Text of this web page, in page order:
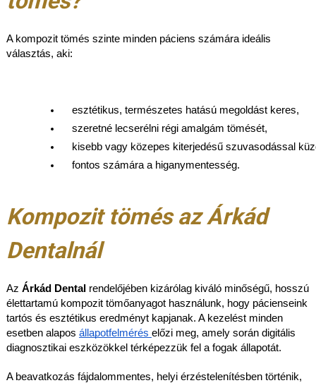
A kompozit tömés szinte minden páciens számára ideális
választás, aki:
esztétikus, természetes hatású megoldást keres,
szeretné lecserélni régi amalgám tömését,
kisebb vagy közepes kiterjedésű szuvasodással
fontos számára a higanymentesség.
Kompozit tömés az Árkád
Dentalnál
Az Árkád Dental rendelőjében kizárólag kiváló minőségű, hosszú
élettartamú kompozit tömőanyagot használunk, hogy pácienseink
tartós és esztétikus eredményt kapjanak. A kezelést minden
esetben alapos állapotfelmérés előzi meg, amely során digitális
diagnosztikai eszközökkel térképezzük fel a fogak állapotát.
A beavatkozás fájdalommentes, helyi érzéstelenítésben történik,